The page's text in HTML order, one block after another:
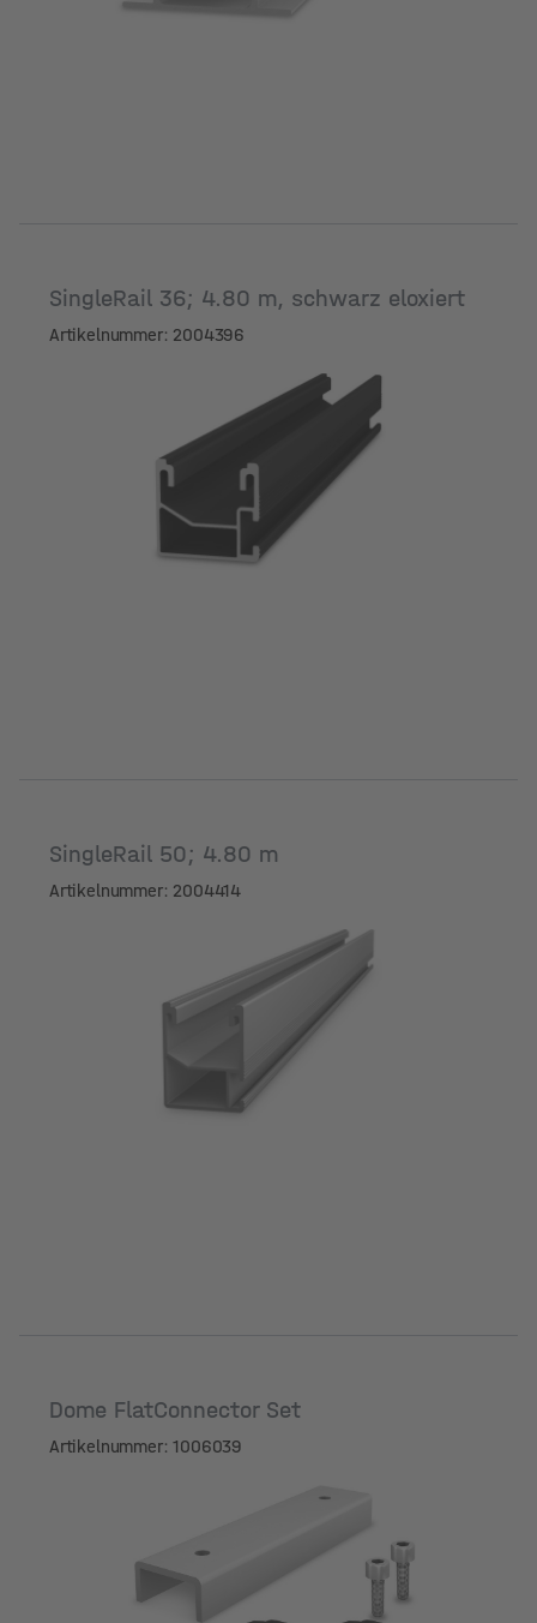
SingleRail 36; 4.80 m, schwarz eloxiert
Artikelnummer: 2004396
SingleRail 50; 4.80 m
Artikelnummer: 2004414
Dome FlatConnector Set
Artikelnummer: 1006039